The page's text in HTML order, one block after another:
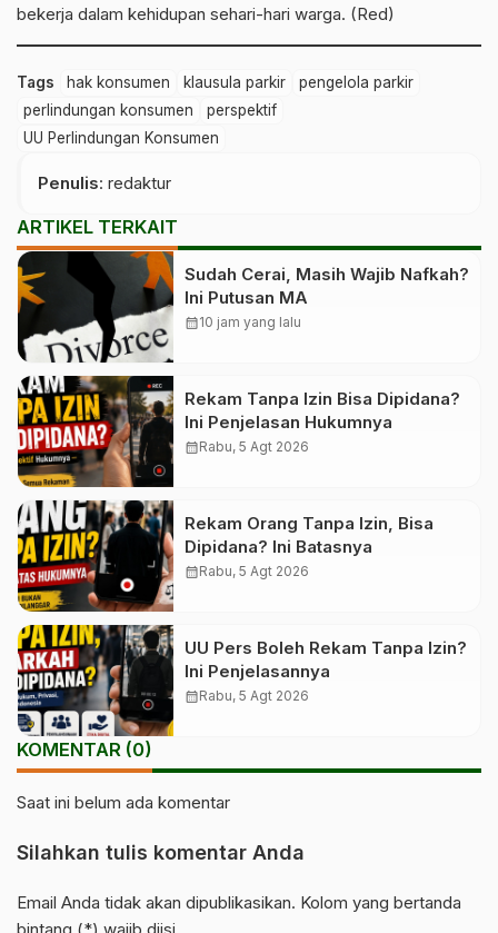
bekerja dalam kehidupan sehari-hari warga. (Red)
Tags hak konsumen klausula parkir
pengelola parkir
perlindungan konsumen
perspektif
UU Perlindungan Konsumen
Penulis: redaktur
ARTIKEL TERKAIT
Sudah Cerai, Masih Wajib Nafkah?
Ini Putusan MA
calendar_month10 jam yang lalu
Rekam Tanpa Izin Bisa Dipidana?
Ini Penjelasan Hukumnya
calendar_monthRabu, 5 Agt 2026
Rekam Orang Tanpa Izin, Bisa
Dipidana? Ini Batasnya
calendar_monthRabu, 5 Agt 2026
UU Pers Boleh Rekam Tanpa Izin?
Ini Penjelasannya
calendar_monthRabu, 5 Agt 2026
KOMENTAR (0)
Saat ini belum ada komentar
Silahkan tulis komentar Anda
Email Anda tidak akan dipublikasikan. Kolom yang bertanda